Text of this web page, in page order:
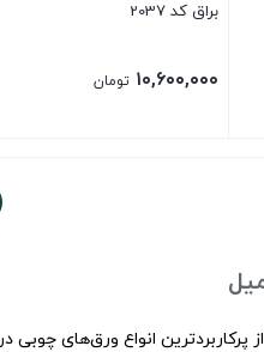
براق کد 2037
۱۰,۶۰۰,۰۰۰ تومان
پرکاربردترین انواع ورق‌های